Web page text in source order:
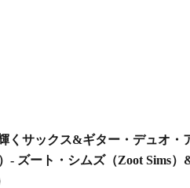
くサックス&ギター・デュオ・
）- ズート・シムズ（Zoot Sims